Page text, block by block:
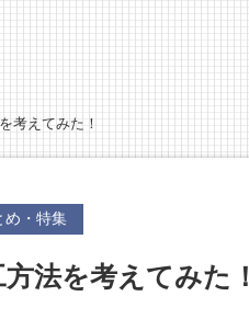
考えてみた！
め・特集
法を考えてみた！